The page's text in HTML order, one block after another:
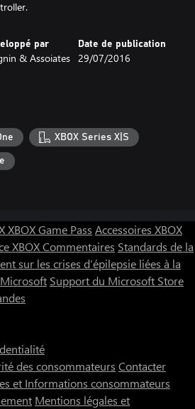
par
& Assoiates
Date de publication
29/07/2016
XBOX Series X|S
XBOX Game Pass Accessoires XBOX
XBOXCommentaires Standards de la
sur les crises d’épilepsie liées à la
Support du Microsoft Store
des consommateurs Contacter
et Informations consommateurs
Mentions légales et